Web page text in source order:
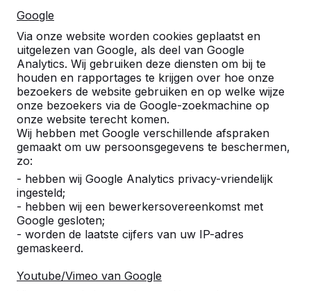
Google
Via onze website worden cookies geplaatst en
uitgelezen van Google, als deel van Google
Analytics. Wij gebruiken deze diensten om bij te
houden en rapportages te krijgen over hoe onze
bezoekers de website gebruiken en op welke wijze
onze bezoekers via de Google-zoekmachine op
onze website terecht komen.
Wij hebben met Google verschillende afspraken
gemaakt om uw persoonsgegevens te beschermen,
zo:
- hebben wij Google Analytics privacy-vriendelijk
ingesteld;
- hebben wij een bewerkersovereenkomst met
Google gesloten;
- worden de laatste cijfers van uw IP-adres
gemaskeerd.
Youtube/Vimeo van Google
dat je als bedrijf heel blij moet zijn met zo’n
medewerker.
Afdeling Beheer en Programmering
Openbare Ruimte - Gemeente 's-
Hertogenbosch
06-
2022
9
23-06-2015